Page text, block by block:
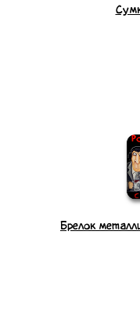
Брелок